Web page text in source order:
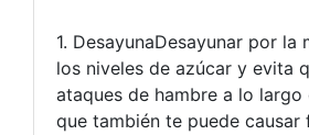
1. DesayunaDesayunar por la
los niveles de azúcar y evita
ataques de hambre a lo
que también te puede causar